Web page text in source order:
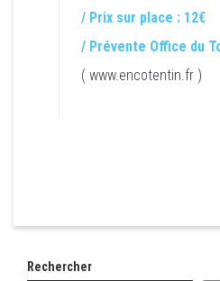
/ Prix sur place : 12€
/ Prévente Office du
( www.encotentin.fr )
Une fête irlandaise à ne pas
/ Prix sur place : 12€
/ Prévente Office du Tourisme :
Rechercher